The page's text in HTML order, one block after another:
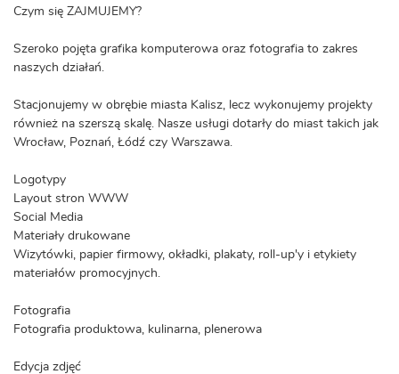
Czym się ZAJMUJEMY?
Szeroko pojęta grafika komputerowa oraz fotografia to zakres
naszych działań.
Stacjonujemy w obrębie miasta Kalisz, lecz wykonujemy projekty
również na szerszą skalę. Nasze usługi dotarły do miast takich jak
Wrocław, Poznań, Łódź czy Warszawa.
Logotypy
Layout stron WWW
Social Media
Materiały drukowane
Wizytówki, papier firmowy, okładki, plakaty, roll-up'y i etykiety
materiałów promocyjnych.
Fotografia
Fotografia produktowa, kulinarna, plenerowa
Edycja zdjęć